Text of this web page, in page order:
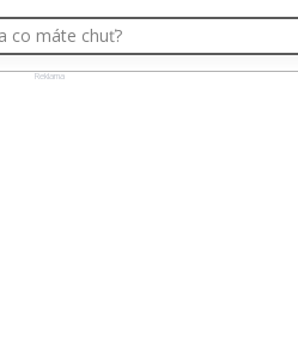
Reklama
co máte chuť?